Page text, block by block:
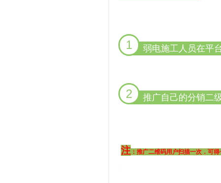
1 弱电施工人员在平
2 推广自己的分销二
注 ：推广二维码用户扫描一次．可